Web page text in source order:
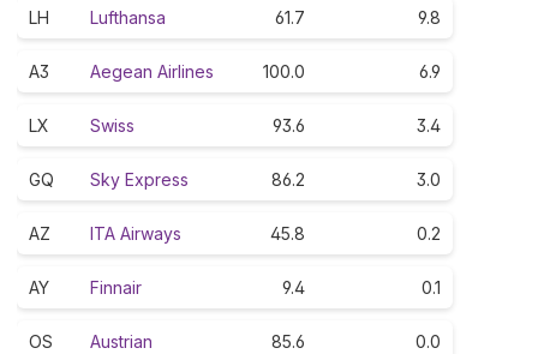
LH Lufthansa 61.7 9.8
A3 Aegean Airlines 100.0 6.9
LX Swiss 93.6 3.4
GQ Sky Express 86.2 3.0
AZ ITA Airways 45.8 0.2
AY Finnair 9.4 0.1
OS Austrian 85.6 0.0